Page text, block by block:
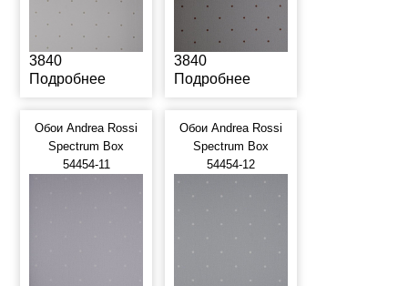
3840
Подробнее
3840
Подробнее
Обои Andrea Rossi
Spectrum Box
54454-11
Обои Andrea Rossi
Spectrum Box
54454-12